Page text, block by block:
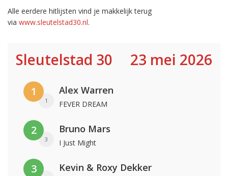
Alle eerdere hitlijsten vind je makkelijk terug
via www.sleutelstad30.nl.
Sleutelstad 30 23 mei 2026
1
1
Alex Warren
FEVER DREAM
2
3
Bruno Mars
I Just Might
3 Kevin & Roxy Dekker